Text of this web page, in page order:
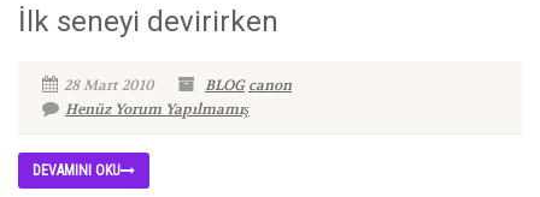
İlk seneyi devirirken
28 Mart 2010 BLOG canon
Henüz Yorum Yapılmamış
DEVAMINI OKU